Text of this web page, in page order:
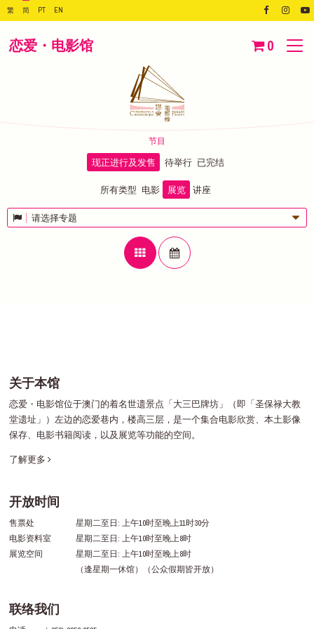
繁 简 PT EN
恋爱・电影馆 0
节目
现正进行及发售 待举行 已完结
所有类型 电影 展览 讲座
请选择专题
关于本馆
恋爱・电影馆位于澳门的着名世遗景点「大三巴牌坊」（即「圣保禄大教
堂遗址」）左边的恋爱巷内，楼高三层，是一个集合电影欣赏、本土影像
保存、电影书籍阅读，以及展览等功能的空间。
了解更多
开放时间
售票处
星期二至日: 上午10时至晚上11时30分
电影资料室
星期二至日: 上午10时至晚上8时
展览空间
星期二至日: 上午10时至晚上8时
（逢星期一休馆）（公众假期皆开放）
联络我们